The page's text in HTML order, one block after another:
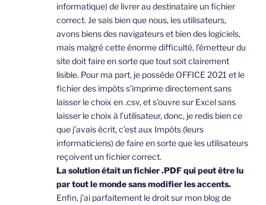
informatique) de livrer au destinataire un fichier
correct. Je sais bien que nous, les utilisateurs,
avons biens des navigateurs et bien des logiciels,
mais malgré cette énorme difficulté, l’émetteur du
site doit faire en sorte que tout soit clairement
lisible. Pour ma part, je possède OFFICE 2021 et le
fichier des impôts s’imprime directement sans
laisser le choix en .csv, et s’ouvre sur Excel sans
laisser le choix à l’utilisateur, donc, je redis bien ce
que j’avais écrit, c’est aux Impôts (leurs
informaticiens) de faire en sorte que les utilisateurs
reçoivent un fichier correct.
La solution était un fichier .PDF qui peut être lu
par tout le monde sans modifier les accents.
Enfin, j’ai parfaitement le droit sur mon blog de